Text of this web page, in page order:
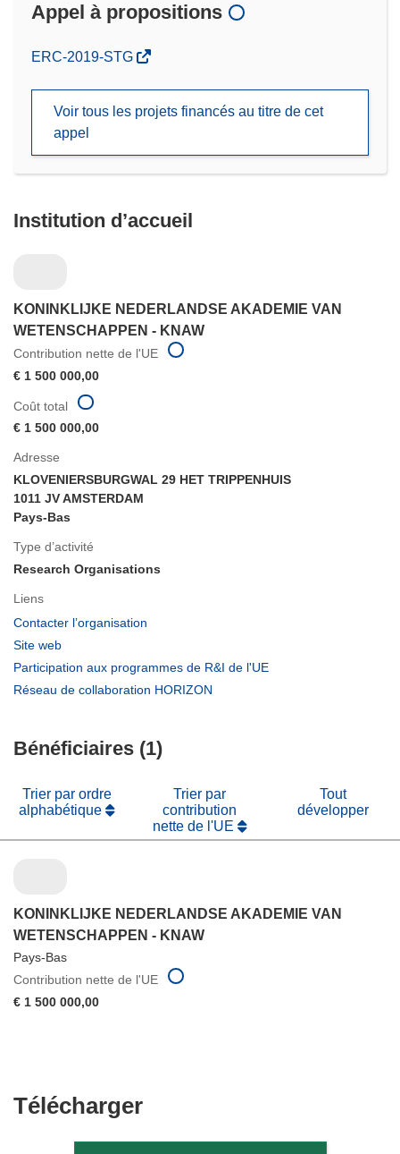
Appel à propositions
(s’ouvre
nouvelle
fenêtre)
ERC-2019-STG
Voir tous les projets financés au titre de cet
appel
Institution d’accueil
KONINKLIJKE NEDERLANDSE AKADEMIE VAN
WETENSCHAPPEN - KNAW
Contribution nette de l'UE
€ 1 500 000,00
Adresse
KLOVENIERSBURGWAL 29 HET TRIPPENHUIS
1011 JV AMSTERDAM
Pays-Bas
Type d’activité
Research Organisations
Liens
Contacter l’organisation
fenêtre)
Site web
dans
une
Participation aux programmes de R&I de l'UE
Réseau de collaboration HORIZON
Coût total
€ 1 500 000,00
Bénéficiaires (1)
Trier par ordre
alphabétique
Trier par
contribution
nette de l'UE
Tout
développer
KONINKLIJKE NEDERLANDSE AKADEMIE VAN
WETENSCHAPPEN - KNAW
Pays-Bas
Contribution nette de l'UE
€ 1 500 000,00
TéléchargerTélécharger